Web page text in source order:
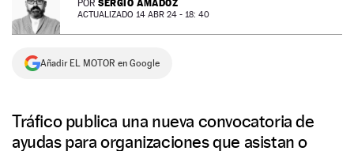
NEWSLETTER
SÍGUENOS
POR SERGIO AMADOZ
ACTUALIZADO 14 ABR 24 - 18: 40
Añadir EL MOTOR en Google
Tráfico publica una nueva convocatoria de
ayudas para organizaciones que asistan o